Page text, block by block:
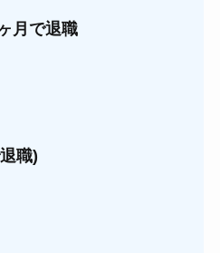
月で退職
職)